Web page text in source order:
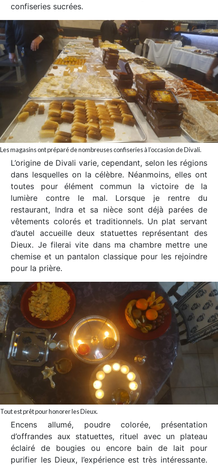
confiseries sucrées.
Les magasins ont préparé de nombreuses confiseries à l’occasion de Divali.
L’origine de Divali varie, cependant, selon les régions
dans lesquelles on la célèbre. Néanmoins, elles ont
toutes pour élément commun la victoire de la
lumière contre le mal. Lorsque je rentre du
restaurant, Indra et sa nièce sont déjà parées de
vêtements colorés et traditionnels. Un plat servant
d’autel accueille deux statuettes représentant des
Dieux. Je filerai vite dans ma chambre mettre une
chemise et un pantalon classique pour les rejoindre
pour la prière.
Tout est prêt pour honorer les Dieux.
Encens allumé, poudre colorée, présentation
d’offrandes aux statuettes, rituel avec un plateau
éclairé de bougies ou encore bain de lait pour
purifier les Dieux, l’expérience est très intéressante.